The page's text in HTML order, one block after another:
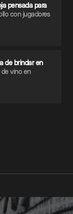
pensada para
con jugadores
de brindar en
vino en